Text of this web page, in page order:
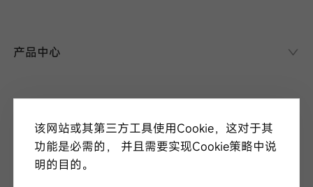
产品中心
异质结组件
项目案例
走进华晟
研发实力
新闻中心
该网站或其第三方工具使用Cookie，这对于其
功能是必需的， 并且需要实现Cookie策略中说
明的目的。